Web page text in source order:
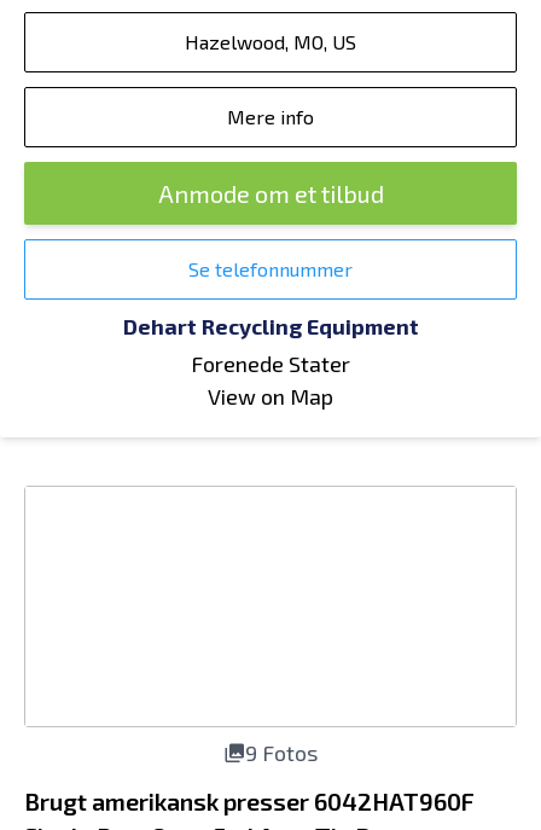
Hazelwood, MO, US
Mere info
Anmode om et tilbud
Se telefonnummer
Dehart Recycling Equipment
Forenede Stater
View on Map
9 Fotos
Brugt amerikansk presser 6042HAT960F